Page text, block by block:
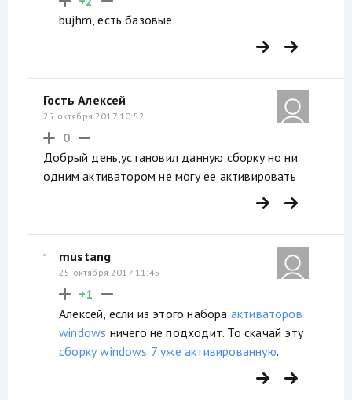
bujhm, есть базовые.
Гость Алексей
25 октября 2017 10:52
0
Добрый день,установил данную сборку но ни
одним активатором не могу ее активировать
mustang
25 октября 2017 11:45
+1
Алексей, если из этого набора активаторов
windows ничего не подходит. То скачай эту
сборку windows 7 уже активированную.